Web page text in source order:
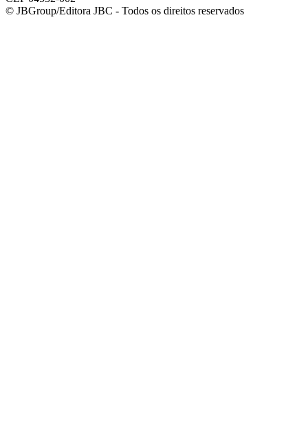
© JBGroup/Editora JBC - Todos os direitos reservados